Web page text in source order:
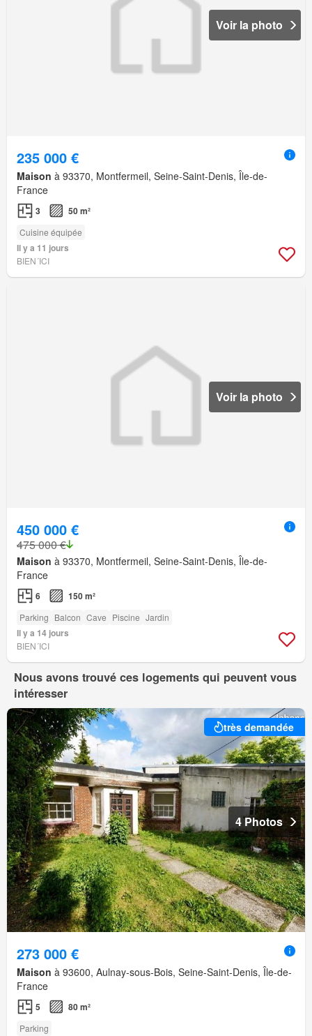
Voir la photo
235 000 €
Maison à 93370, Montfermeil, Seine-Saint-Denis, Île-de-
France
3 50 m²
Cuisine équipée
Il y a 11 jours
BIEN´ICI
Voir la photo
450 000 €
475 000 €
Maison à 93370, Montfermeil, Seine-Saint-Denis, Île-de-
France
6 150 m²
Parking Balcon Cave Piscine Jardin
Il y a 14 jours
BIEN´ICI
Nous avons trouvé ces logements qui peuvent vous
intéresser
très demandée
4 Photos
273 000 €
Maison à 93600, Aulnay-sous-Bois, Seine-Saint-Denis, Île-de-
France
5 80 m²
Parking